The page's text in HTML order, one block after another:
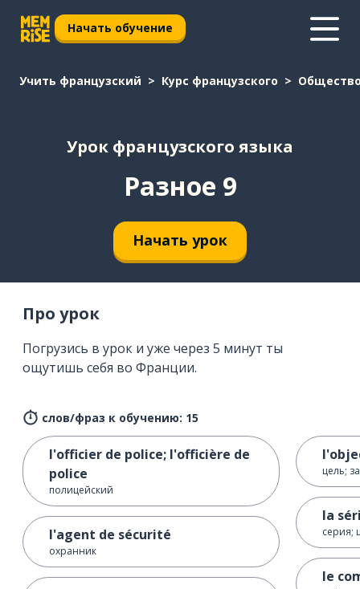
Начать обучение
Учить французский Курс французского
Урок французского языка
Разное 9
Начать урок
Про урок
Погрузись в урок и уже через 5 минут ты
ощутишь себя во Франции.
слов/фраз к обучению: 15
l'officier de police; l'officière de
police
полицейский
l'agent de sécurité
охранник
цель;
la
серия;
le